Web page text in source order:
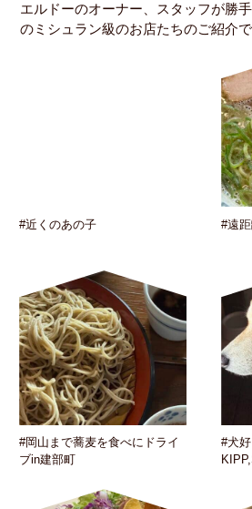
エルドーのオーナー、スタッフが勝
のミシュラン級のお店たちのご紹介で
#近くのあの子 #遠
#岡山まで蕎麦を食べにドライ
ブin建部町
#犬